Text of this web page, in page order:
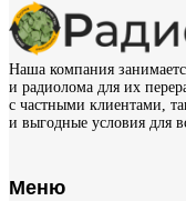
Наша компания
и радиолома для их
с частными клиентами,
и выгодные условия для
Меню